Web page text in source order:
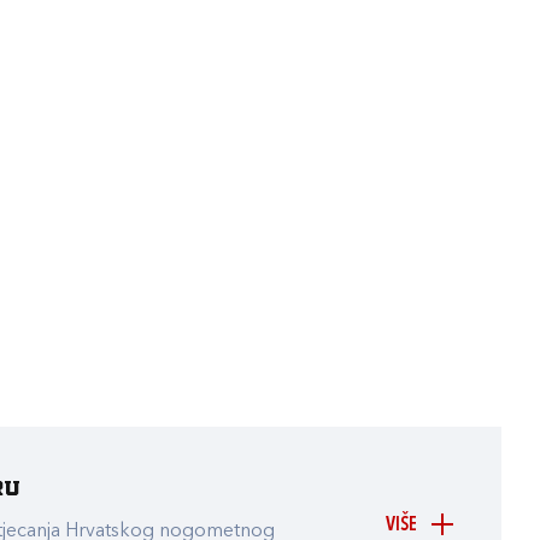
VIŠE
Hrvatskog nogometnog